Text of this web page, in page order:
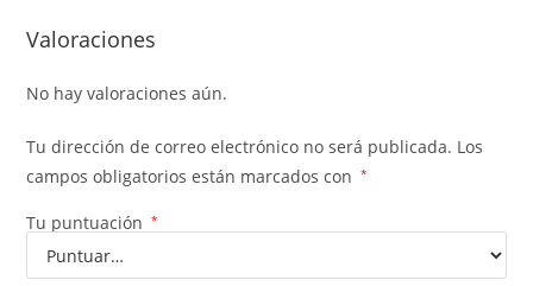
Valoraciones
No hay valoraciones aún.
Tu dirección de correo electrónico no será publicada. Los
campos obligatorios están marcados con
*
Tu puntuación *